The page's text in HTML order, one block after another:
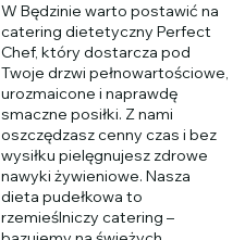
W Będzinie warto postawić na
catering dietetyczny Perfect
Chef, który dostarcza pod
Twoje drzwi pełnowartościowe,
urozmaicone i naprawdę
smaczne posiłki. Z nami
oszczędzasz cenny czas i bez
wysiłku pielęgnujesz zdrowe
nawyki żywieniowe. Nasza
dieta pudełkowa to
rzemieślniczy catering –